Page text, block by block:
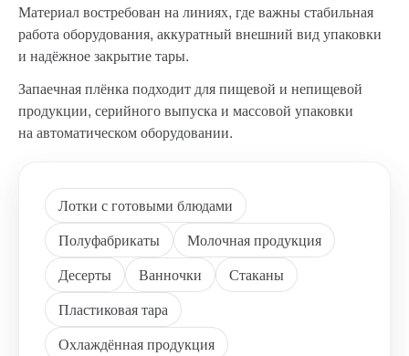
Материал востребован на линиях, где важны стабильная
работа оборудования, аккуратный внешний вид упаковки
и надёжное закрытие тары.
Запаечная плёнка подходит для пищевой и непищевой
продукции, серийного выпуска и массовой упаковки
на автоматическом оборудовании.
Лотки с готовыми блюдами
Полуфабрикаты
Молочная продукция
Десерты
Ванночки
Стаканы
Пластиковая тара
Охлаждённая продукция